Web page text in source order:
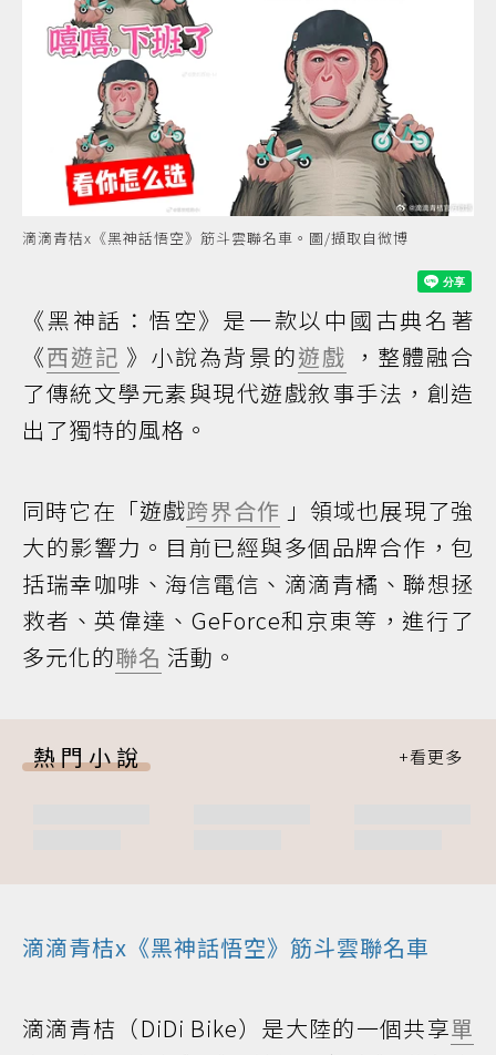
滴滴青桔x《黑神話悟空》筋斗雲聯名車。圖/擷取自微博
《黑神話：悟空》是一款以中國古典名著
《西遊記 》小說為背景的遊戲 ，整體融合
了傳統文學元素與現代遊戲敘事手法，創造
出了獨特的風格。
同時它在「遊戲跨界合作 」領域也展現了強
大的影響力。目前已經與多個品牌合作，包
括瑞幸咖啡、海信電信、滴滴青橘、聯想拯
救者、英偉達、GeForce和京東等，進行了
多元化的聯名 活動。
熱門小說
滴滴青桔x《黑神話悟空》筋斗雲聯名車
滴滴青桔（DiDi Bike）是大陸的一個共享單